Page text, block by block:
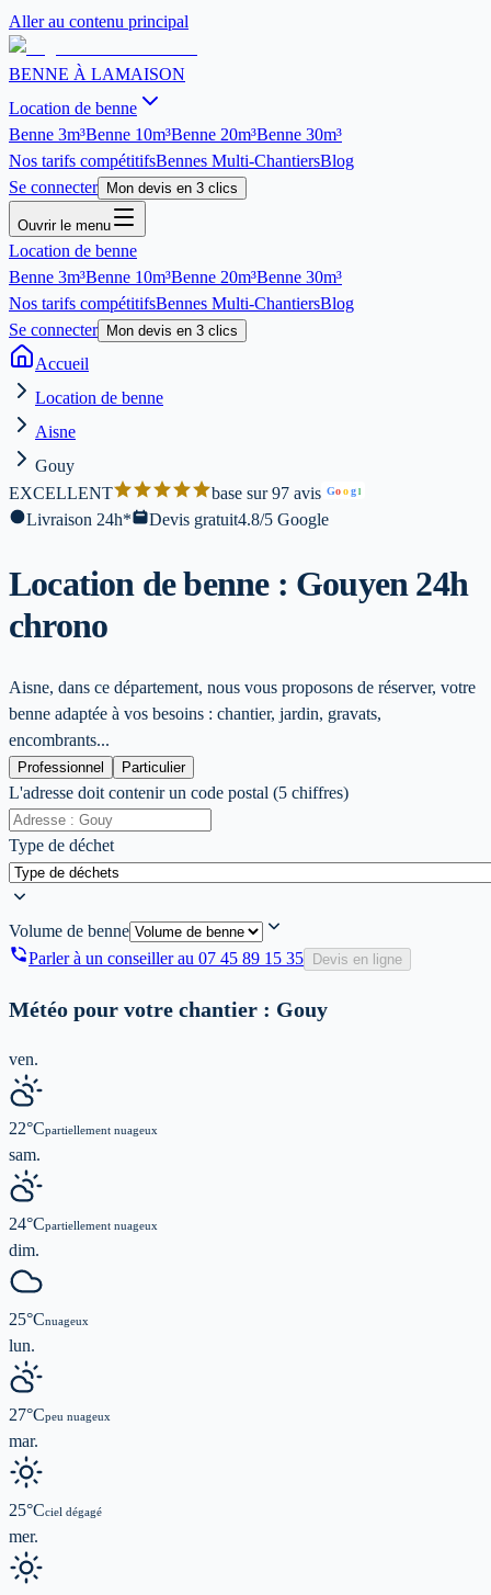
Aller au contenu principal
BENNE À LAMAISON
Location de benne
Benne 3m³Benne 10m³Benne 20m³Benne 30m³
Nos tarifs compétitifsBennes Multi-ChantiersBlog
Se connecter
Mon devis en 3 clics
Ouvrir le menu
Location de benne
Benne 3m³Benne 10m³Benne 20m³Benne 30m³
Nos tarifs compétitifsBennes Multi-ChantiersBlog
Se connecter
Mon devis en 3 clics
Accueil
Location de benne
Aisne
Gouy
EXCELLENT
base sur 97 avis Goog l
Livraison 24h* Devis gratuit4.8/5 Google
Location de benne : Gouyen 24h
chrono
Aisne, dans ce département, nous vous proposons de réserver, votre
benne adaptée à vos besoins : chantier, jardin, gravats,
encombrants...
Professionnel Particulier
L'adresse doit contenir un code postal (5 chiffres)
Type de déchet
Volume de benne
Parler à un conseiller au 07 45 89 15 35 Devis en ligne
Météo pour votre chantier : Gouy
ven.
22°Cpartiellement nuageux
sam.
24°Cpartiellement nuageux
dim.
25°Cnuageux
lun.
27°Cpeu nuageux
mar.
25°Cciel dégagé
mer.